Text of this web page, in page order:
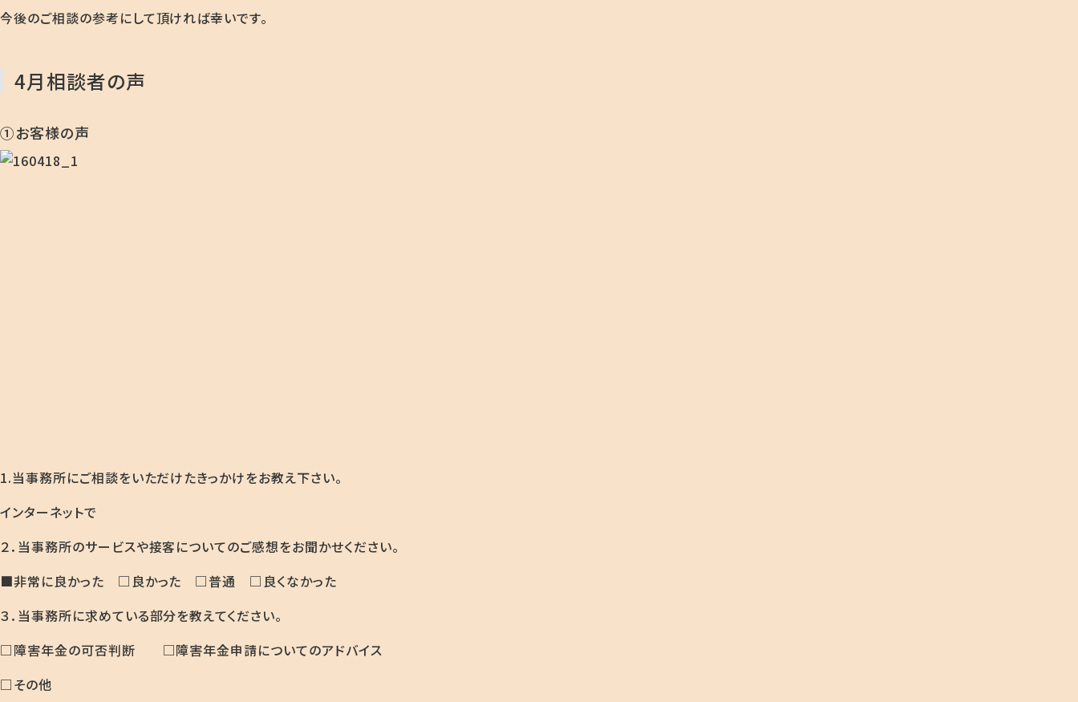
今後のご相談の参考にして頂ければ幸いです。
4月相談者の声
①お客様の声
1.当事務所にご相談をいただけたきっかけをお教え下さい。
インターネットで
２．当事務所のサービスや接客についてのご感想をお聞かせください。
■非常に良かった □良かった □普通 □良くなかった
３．当事務所に求めている部分を教えてください。
□障害年金の可否判断 □障害年金申請についてのアドバイス
□その他